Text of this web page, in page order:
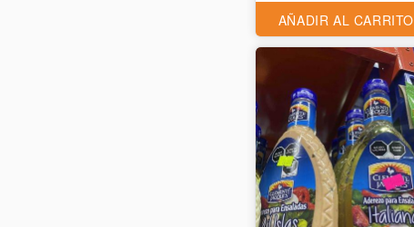
AÑADIR AL CARRITO